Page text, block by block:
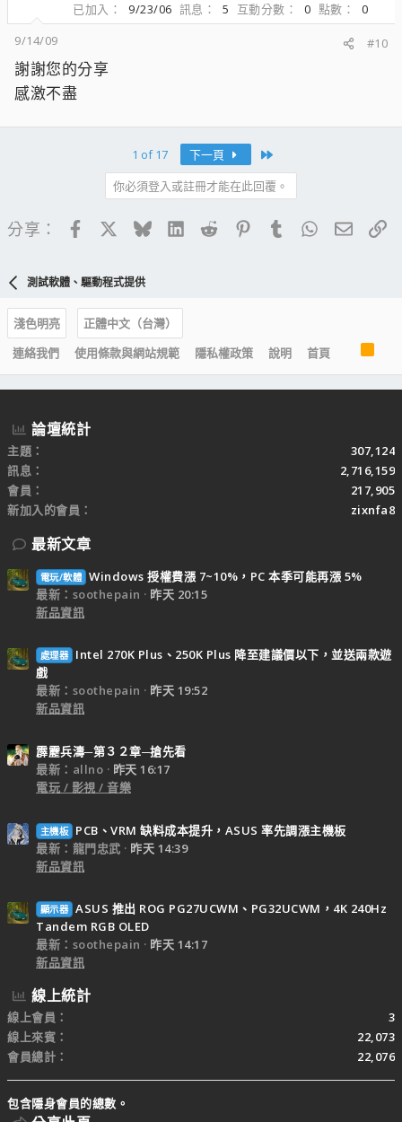
已加入
9/23/06 訊息 5 互動分數 0 點數
0
9/14/09
#10
謝謝您的分享
感激不盡
1 of 17 下一頁
你必須登入或註冊才能在此回覆。
分享： FacebookBlueskyLinkedIn
Reddit PinterestTumblrWhatsApp
電子
測試軟體、驅動程式提供
淺色明亮
正體中文（台灣）
連絡我們
使用條款與網站規範 隱私權政策 說明 首頁
S
論壇統計
主題
307,124
訊息
2,716,159
會員
217,905
新加入的會員
zixnfa8
最新文章
電玩/軟體 Windows 授權費漲 7~10%，PC 本季可能再漲 5%
最新：soothepain
昨天 20:15
新品資訊
處理器
Intel 270K Plus、250K Plus 降至建議價以下，並送兩款遊
戲
最新：soothepain
昨天 19:52
新品資訊
霹靂兵濤─第３２章─搶先看
最新：allno
昨天 16:17
電玩 / 影視 / 音樂
主機板
PCB、VRM 缺料成本提升，ASUS 率先調漲主機板
最新：龍門忠武
昨天 14:39
新品資訊
顯示器 ASUS 推出 ROG PG27UCWM、PG32UCWM，4K 240Hz
Tandem RGB OLED
最新：soothepain
昨天 14:17
新品資訊
線上統計
線上會員
3
線上來賓
22,073
會員總計
22,076
包含隱身會員的總數。